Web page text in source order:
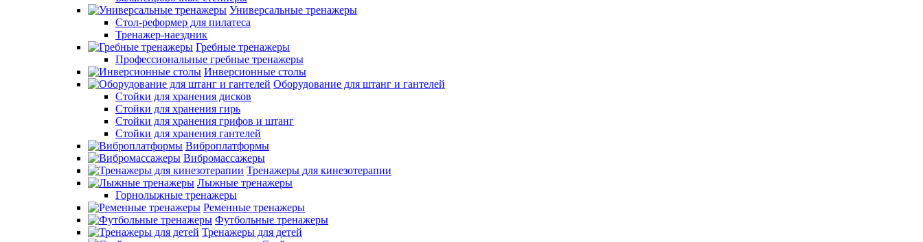
Универсальные тренажеры
Стол-реформер для пилатеса
Тренажер-наездник
Гребные тренажеры
Профессиональные гребные тренажеры
Инверсионные столы
Оборудование для штанг и гантелей
Стойки для хранения дисков
Стойки для хранения гирь
Стойки для хранения грифов и штанг
Стойки для хранения гантелей
Виброплатформы
Вибромассажеры
Тренажеры для кинезотерапии
Лыжные тренажеры
Горнолыжные тренажеры
Ременные тренажеры
Футбольные тренажеры
Тренажеры для детей